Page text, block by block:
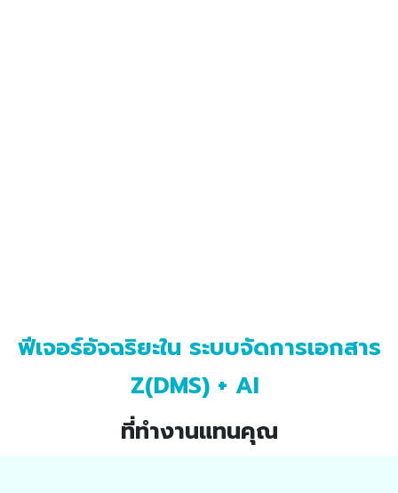
ฟีเจอร์อัจฉริยะใน ระบบจัดการเอกสาร
Z(DMS) + AI
ที่ทำงานแทนคุณ